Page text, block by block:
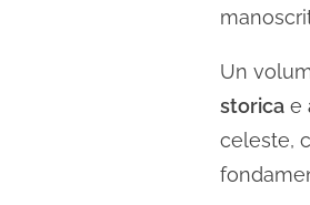
Un
storica e
celeste,